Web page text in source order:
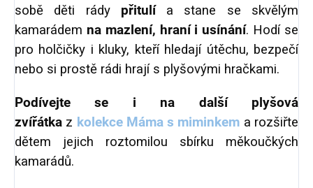
sobě děti rádypřitulía stane se skvělým
kamarádem na mazlení, hraní i usínání. Hodí se
pro holčičky i kluky, kteří hledají útěchu, bezpečí
nebo si prostě rádi hrají s plyšovými hračkami.
Podívejte se i na další plyšová
zvířátka z kolekce Máma s miminkem a rozšiřte
dětem jejich roztomilou sbírku měkoučkých
kamarádů.